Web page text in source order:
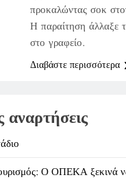
προκαλώντας σοκ
Η παραίτηση άλλαξε
στο γραφείο.
Διαβάστε περισσότερα
Ο ΟΠΕΚΑ ξεκινά